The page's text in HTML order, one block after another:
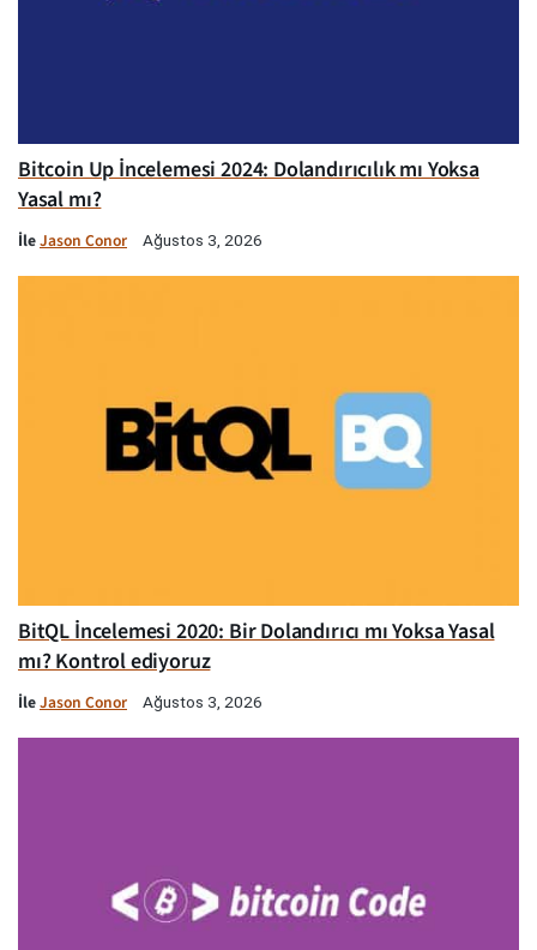
Bitcoin Up İncelemesi 2024: Dolandırıcılık mı Yoksa
Yasal mı?
İleJason Conor Ağustos 3, 2026
BitQL İncelemesi 2020: Bir Dolandırıcı mı Yoksa Yasal
mı? Kontrol ediyoruz
İleJason Conor Ağustos 3, 2026